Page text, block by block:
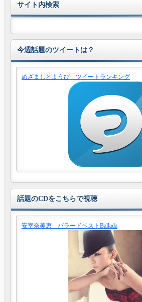
サイト内検索
今週話題のツイートは？
めざましどようび ツイートランキング
話題のCDをこちらで視聴
安室奈美恵 バラードベストBallada